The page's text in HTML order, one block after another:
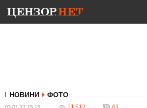
НОВИНИ ФОТО